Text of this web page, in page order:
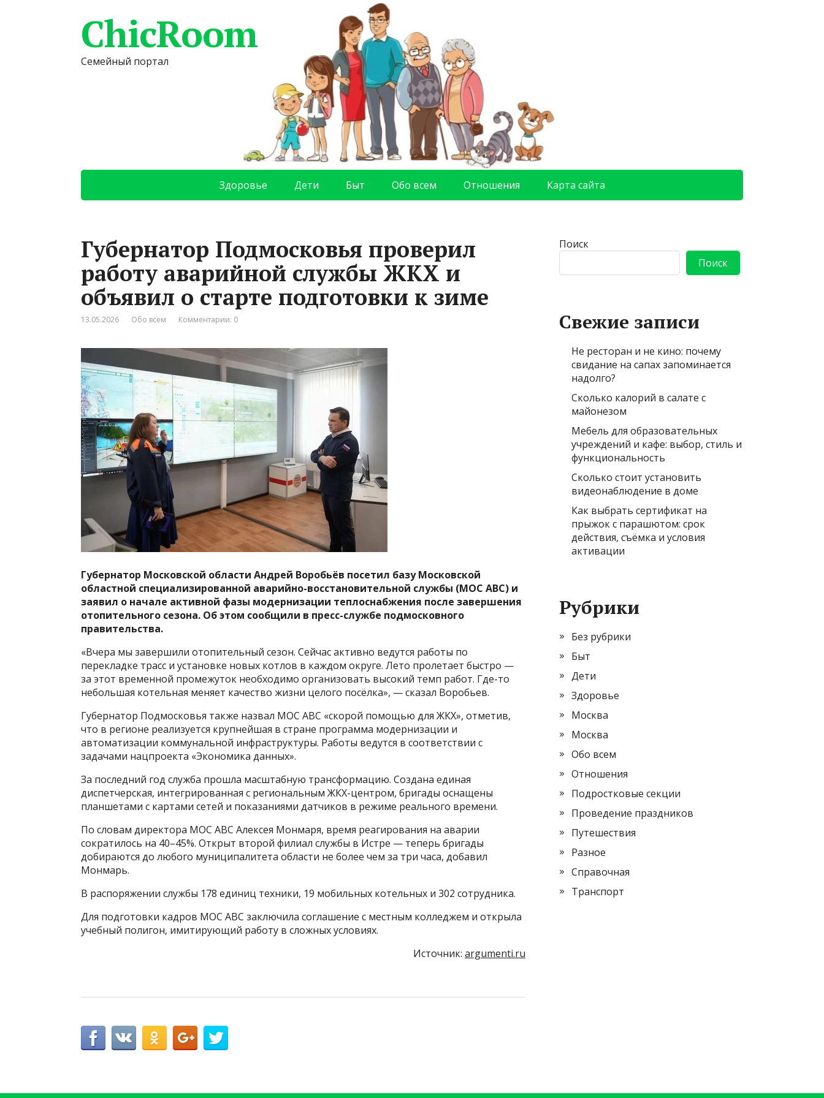
ChicRoom
Семейный портал
Здоровье Дети Быт Обо всем Отношения Карта сайта
Губернатор Подмосковья проверил
работу аварийной службы ЖКХ и
объявил о старте подготовки к зиме
13.05.2026 Обо всем Комментарии: 0
Губернатор Московской области Андрей Воробьёв посетил базу Московской
областной специализированной аварийно-восстановительной службы (МОС АВС) и
заявил о начале активной фазы модернизации теплоснабжения после завершения
отопительного сезона. Об этом сообщили в пресс-службе подмосковного
правительства.
«Вчера мы завершили отопительный сезон. Сейчас активно ведутся работы по
перекладке трасс и установке новых котлов в каждом округе. Лето пролетает быстро —
за этот временной промежуток необходимо организовать высокий темп работ. Где-то
небольшая котельная меняет качество жизни целого посёлка», — сказал Воробьев.
Губернатор Подмосковья также назвал МОС АВС «скорой помощью для ЖКХ», отметив,
что в регионе реализуется крупнейшая в стране программа модернизации и
автоматизации коммунальной инфраструктуры. Работы ведутся в соответствии с
задачами нацпроекта «Экономика данных».
За последний год служба прошла масштабную трансформацию. Создана единая
диспетчерская, интегрированная с региональным ЖКХ-центром, бригады оснащены
планшетами с картами сетей и показаниями датчиков в режиме реального времени.
По словам директора МОС АВС Алексея Монмаря, время реагирования на аварии
сократилось на 40–45%. Открыт второй филиал службы в Истре — теперь бригады
добираются до любого муниципалитета области не более чем за три часа, добавил
Монмарь.
В распоряжении службы 178 единиц техники, 19 мобильных котельных и 302 сотрудника.
Для подготовки кадров МОС АВС заключила соглашение с местным колледжем и открыла
учебный полигон, имитирующий работу в сложных условиях.
Источник: argumenti.ru
Поиск
Поиск
Свежие записи
Не ресторан и не кино: почему
свидание на сапах запоминается
надолго?
Сколько калорий в салате с
майонезом
Мебель для образовательных
учреждений и кафе: выбор, стиль и
функциональность
Сколько стоит установить
видеонаблюдение в доме
Как выбрать сертификат на
прыжок с парашютом: срок
действия, съёмка и условия
активации
Рубрики
Без рубрики
Быт
Дети
Здоровье
Москва
Москва
Обо всем
Отношения
Подростковые секции
Проведение праздников
Путешествия
Разное
Справочная
Транспорт